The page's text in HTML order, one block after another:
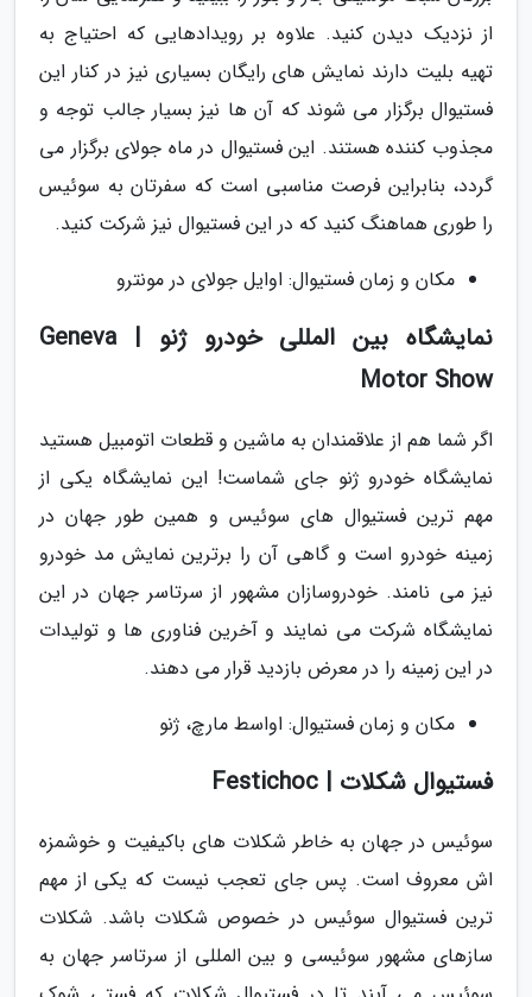
از نزدیک دیدن کنید. علاوه بر رویدادهایی که احتیاج به
تهیه بلیت دارند نمایش های رایگان بسیاری نیز در کنار این
فستیوال برگزار می شوند که آن ها نیز بسیار جالب توجه و
مجذوب کننده هستند. این فستیوال در ماه جولای برگزار می
گردد، بنابراین فرصت مناسبی است که سفرتان به سوئیس
را طوری هماهنگ کنید که در این فستیوال نیز شرکت کنید.
مکان و زمان فستیوال: اوایل جولای در مونترو
نمایشگاه بین المللی خودرو ژنو | Geneva
Motor Show
اگر شما هم از علاقمندان به ماشین و قطعات اتومبیل هستید
نمایشگاه خودرو ژنو جای شماست! این نمایشگاه یکی از
مهم ترین فستیوال های سوئیس و همین طور جهان در
زمینه خودرو است و گاهی آن را برترین نمایش مد خودرو
نیز می نامند. خودروسازان مشهور از سرتاسر جهان در این
نمایشگاه شرکت می نمایند و آخرین فناوری ها و تولیدات
در این زمینه را در معرض بازدید قرار می دهند.
مکان و زمان فستیوال: اواسط مارچ، ژنو
فستیوال شکلات | Festichoc
سوئیس در جهان به خاطر شکلات های باکیفیت و خوشمزه
اش معروف است. پس جای تعجب نیست که یکی از مهم
ترین فستیوال سوئیس در خصوص شکلات باشد. شکلات
سازهای مشهور سوئیسی و بین المللی از سرتاسر جهان به